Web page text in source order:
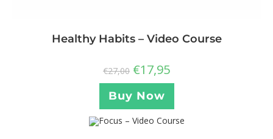
Healthy Habits – Video Course
€27,00 €17,95
Buy Now